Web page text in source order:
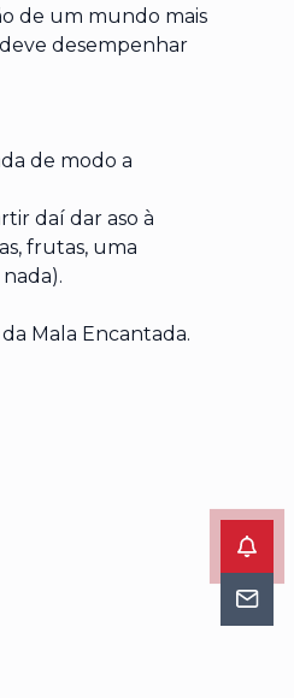
de um mundo mais
desempenhar
de modo a
daí dar aso à
frutas, uma
Mala Encantada.